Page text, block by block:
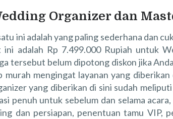
Organizer dan
ini adalah yang paling sederhana dan
ini adalah Rp 7.499.000 Rupiah untuk
tersebut belum dipotong diskon jika
murah mengingat layanan yang
yang diberikan di sini sudah
penuh untuk sebelum dan selama
dan persiapan, penentuan tamu VIP,